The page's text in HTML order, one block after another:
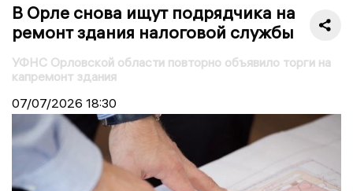
В Орле снова ищут подрядчика на
ремонт здания налоговой службы
УФНС Орловской области повторно объявило торги на
капремонт здания
07/07/2026 18:30